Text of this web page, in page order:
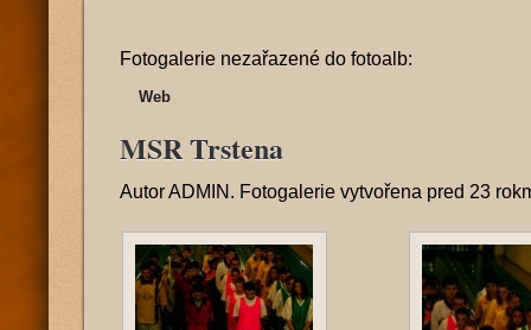
Fotogalerie nezařazené do fotoalb:
Web
MSR Trstena
AutorADMIN . Fotogalerie vytvořena pred 23